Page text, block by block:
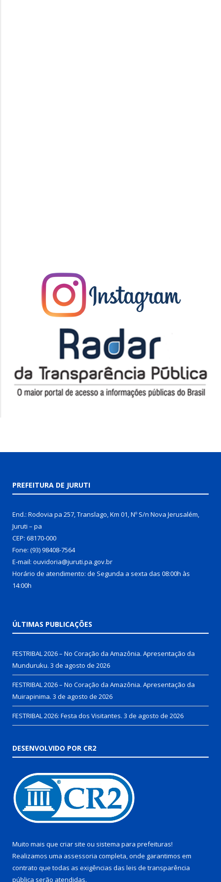
PREFEITURA DE JURUTI
End.: Rodovia pa 257, Translago, Km 01, Nº S/n Nova Jerusalém,
Juruti – pa
CEP: 68170-000
Fone: (93) 98408-7564
E-mail: ouvidoria@juruti.pa.gov.br
Horário de atendimento: de Segunda a sexta das 08:00h às
14:00h
ÚLTIMAS PUBLICAÇÕES
FESTRIBAL 2026 – No Coração da Amazônia. Apresentação da
Munduruku. 3 de agosto de 2026
FESTRIBAL 2026 – No Coração da Amazônia. Apresentação da
Muirapinima. 3 de agosto de 2026
FESTRIBAL 2026: Festa dos Visitantes. 3 de agosto de 2026
DESENVOLVIDO POR CR2
Muito mais que criar site ou sistema para prefeituras!
Realizamos uma assessoria completa, onde garantimos em
contrato que todas as exigências das leis de transparência
pública serão atendidas.